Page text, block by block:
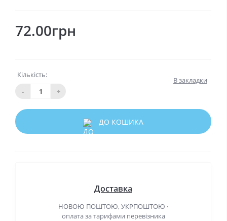
72.00грн
Кількість:
-
+
В закладки
ДО КОШИКА
Доставка
НОВОЮ ПОШТОЮ, УКРПОШТОЮ ·
оплата за тарифами перевізника